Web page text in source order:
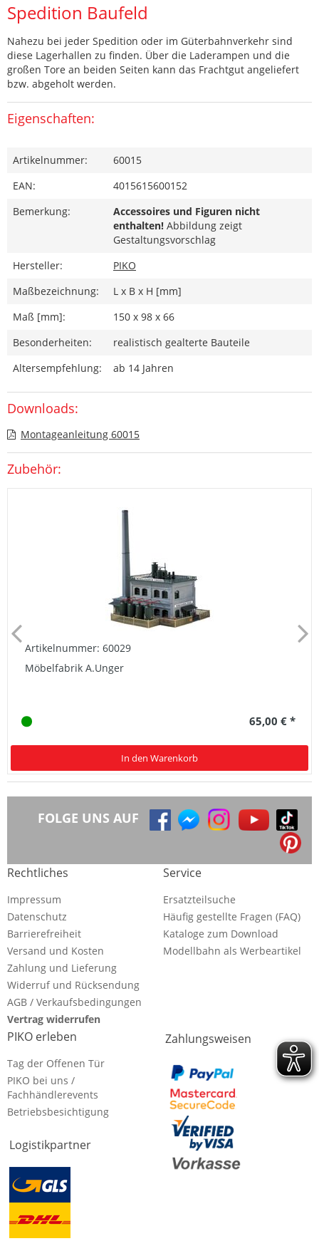
Spedition Baufeld
Nahezu bei jeder Spedition oder im Güterbahnverkehr sind
diese Lagerhallen zu finden. Über die Laderampen und die
großen Tore an beiden Seiten kann das Frachtgut angeliefert
bzw. abgeholt werden.
Eigenschaften:
Artikelnummer:
60015
EAN:
4015615600152
Bemerkung:
Accessoires und Figuren nicht
enthalten! Abbildung zeigt
Gestaltungsvorschlag
Hersteller:
PIKO
Maßbezeichnung:
L x B x H [mm]
Maß [mm]:
150 x 98 x 66
Besonderheiten:
realistisch gealterte Bauteile
Altersempfehlung:
ab 14 Jahren
Downloads:
Montageanleitung 60015
Zubehör:
Artikelnummer: 60029
Möbelfabrik A.Unger
65,00 € *
In den Warenkorb
FOLGE UNS AUF
Rechtliches
Impressum
Datenschutz
Barrierefreiheit
Versand und Kosten
Zahlung und Lieferung
Widerruf und Rücksendung
AGB / Verkaufsbedingungen
Vertrag widerrufen
Service
Ersatzteilsuche
Häufig gestellte Fragen (FAQ)
Kataloge zum Download
Modellbahn als Werbeartikel
PIKO erleben
Tag der Offenen Tür
PIKO bei uns /
Fachhändlerevents
Betriebsbesichtigung
Logistikpartner
Zahlungsweisen